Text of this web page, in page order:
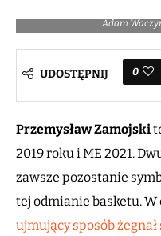
Adam
UDOSTĘPNIJ 0
Przemysław Zamojski
2019 roku i ME 2021.
zawsze pozostanie
tej odmianie basketu.
ujmujący sposób